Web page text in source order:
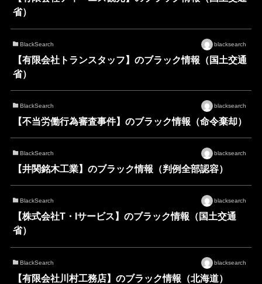
省）
BlackSearch blacksearch
【有限会社トランスタッフ】のブラック情報（国土交通
省）
BlackSearch blacksearch
【不当労働行為審査事件】のブラック情報（命令棄却）
BlackSearch blacksearch
【井関銘木工業】のブラック情報（判例全部認容）
BlackSearch blacksearch
【株式会社T・Iサービス】のブラック情報（国土交通
省）
BlackSearch blacksearch
【有限会社川村工務店】のブラック情報（北海道）